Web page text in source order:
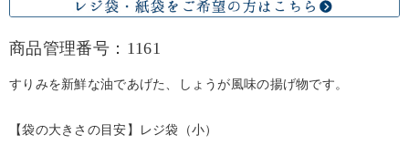
商品管理番号：1161
すりみを新鮮な油であげた、しょうが風味の揚げ物です。
【袋の大きさの目安】レジ袋（小）